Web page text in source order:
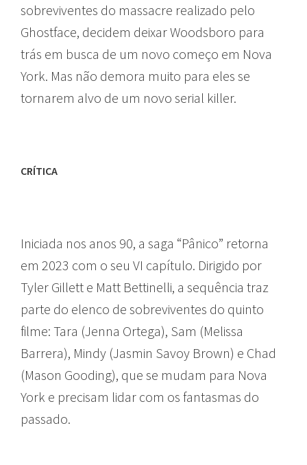
sobreviventes do massacre realizado pelo
Ghostface, decidem deixar Woodsboro para
trás em busca de um novo começo em Nova
York. Mas não demora muito para eles se
tornarem alvo de um novo serial killer.
CRÍTICA
Iniciada nos anos 90, a saga “Pânico” retorna
em 2023 com o seu VI capítulo. Dirigido por
Tyler Gillett e Matt Bettinelli, a sequência traz
parte do elenco de sobreviventes do quinto
filme: Tara (Jenna Ortega), Sam (Melissa
Barrera), Mindy (Jasmin Savoy Brown) e Chad
(Mason Gooding), que se mudam para Nova
York e precisam lidar com os fantasmas do
passado.